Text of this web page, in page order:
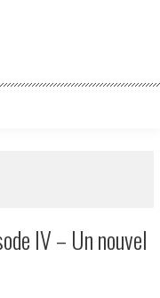
IV – Un nouvel